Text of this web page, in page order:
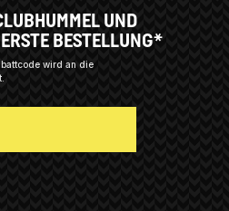
UND
BESTELLUNG*
wird an die